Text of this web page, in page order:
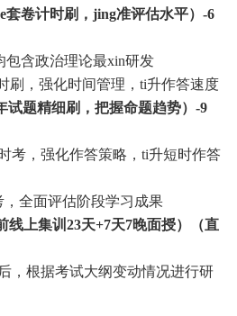
套卷计时刷，jing准评估水平）-6
含政治理论最xin研发
刷，强化时间管理，ti升作答速度
试题精细刷，把握命题趋势）-9
考，强化作答策略，ti升短时作答
全面评估阶段学习成果
线上集训23天+7天7晚面授）（直
根据考试大纲变动情况进行研